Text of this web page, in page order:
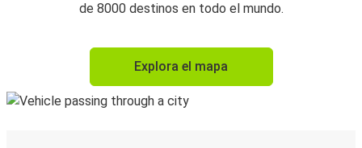
de 8000 destinos en todo el mundo.
Explora el mapa